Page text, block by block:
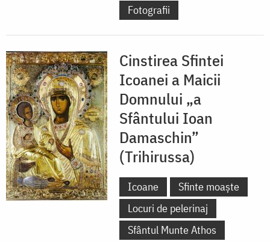
Fotografii
Cinstirea Sfintei
Icoanei a Maicii
Domnului „a
Sfântului Ioan
Damaschin”
(Trihirussa)
Icoane
Sfinte moaște
Locuri de pelerinaj
Sfântul Munte Athos